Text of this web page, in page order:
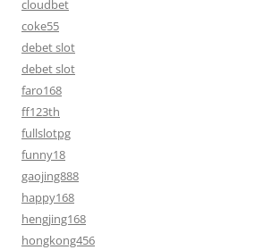
cloudbet
coke55
debet slot
debet slot
faro168
ff123th
fullslotpg
funny18
gaojing888
happy168
hengjing168
hongkong456